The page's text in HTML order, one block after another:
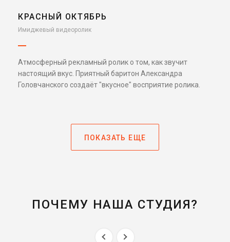
КРАСНЫЙ ОКТЯБРЬ
Имиджевый видеоролик
Атмосферный рекламный ролик о том, как звучит
настоящий вкус. Приятный баритон Александра
Головчанского создаёт "вкусное" восприятие ролика.
ПОКАЗАТЬ ЕЩЕ
ПОЧЕМУ НАША СТУДИЯ?